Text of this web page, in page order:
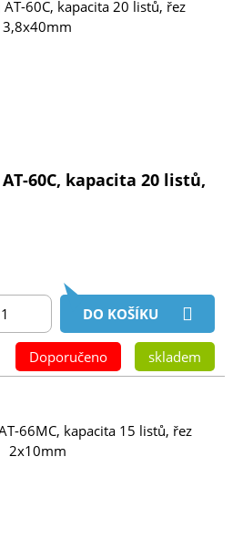
60C, kapacita 20 listů,
DO KOŠÍKU
Doporučeno skladem